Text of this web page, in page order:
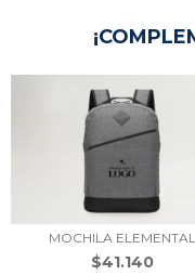
MOCHILA ELEMENTAL
$41.140